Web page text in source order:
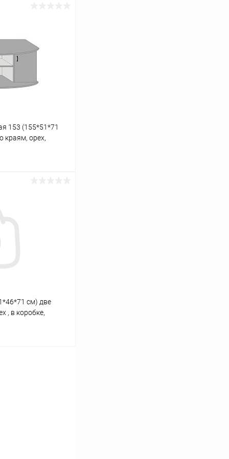
153 (155*51*71
краям, орех,
аквариума LUX
см) две
, в коробке,
LUX П540